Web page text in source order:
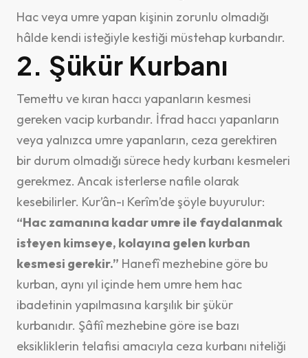
Hac veya umre yapan kişinin zorunlu olmadığı
hâlde kendi isteğiyle kestiği müstehap kurbandır.
2. Şükür Kurbanı
Temettu ve kıran haccı yapanların kesmesi
gereken vacip kurbandır. İfrad haccı yapanların
veya yalnızca umre yapanların, ceza gerektiren
bir durum olmadığı sürece hedy kurbanı kesmeleri
gerekmez. Ancak isterlerse nafile olarak
kesebilirler. Kur’ân-ı Kerîm’de şöyle buyurulur:
“Hac zamanına kadar umre ile faydalanmak
isteyen kimseye, kolayına gelen kurban
kesmesi gerekir.” Hanefî mezhebine göre bu
kurban, aynı yıl içinde hem umre hem hac
ibadetinin yapılmasına karşılık bir şükür
kurbanıdır. Şâfiî mezhebine göre ise bazı
eksikliklerin telafisi amacıyla ceza kurbanı niteliği